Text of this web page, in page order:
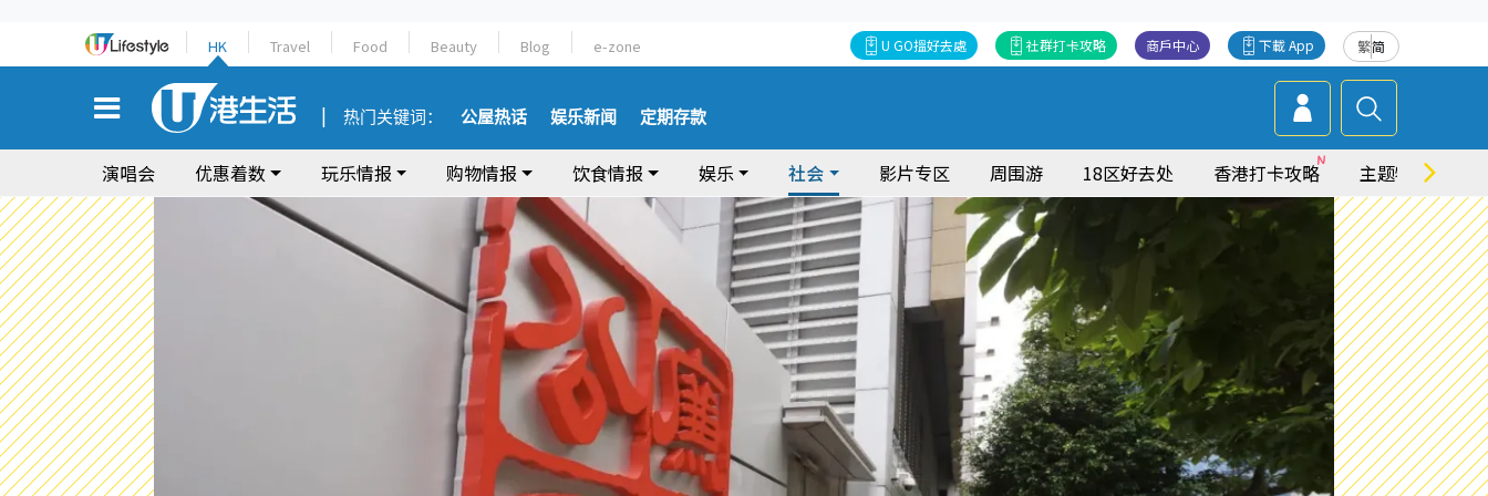
HK Travel Food Beauty Blog e-zone 繁简
下載 App
商戶中心
社群打卡攻略
U GO搵好去處
热门关键词： 公屋热话 娱乐新闻 定期存款
演唱会 优惠着数 玩乐情报 购物情报 饮食情报 娱乐 社会 影片专区 周围游 18区好去处 香港打卡攻略 主题特集